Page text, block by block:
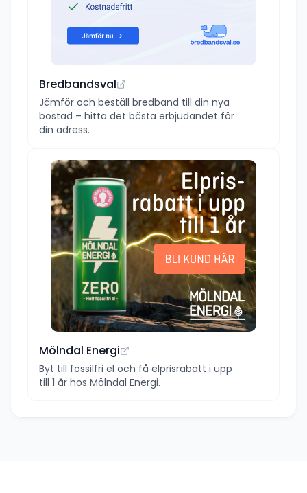
Bredbandsval
Jämför och beställ bredband till din nya
bostad – hitta det bästa erbjudandet för
din adress.
Mölndal Energi
Byt till fossilfri el och få elprisrabatt i upp
till 1 år hos Mölndal Energi.